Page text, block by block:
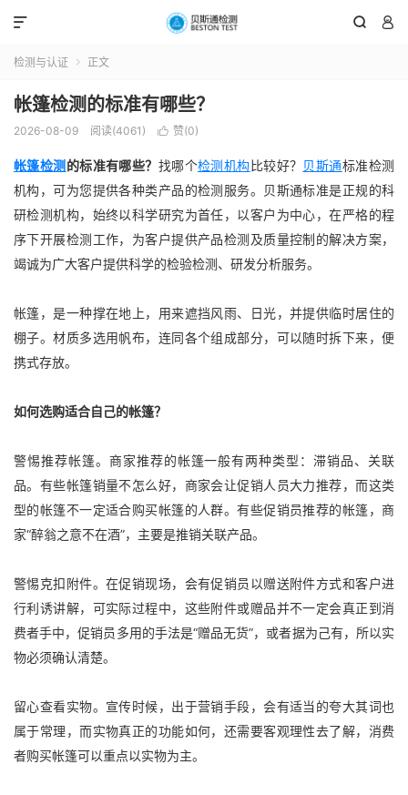
 

检测与认证  正文
帐篷检测的标准有哪些？
2026-08-09 阅读(4061)  赞(0)
帐篷检测 的标准有哪些？ 找哪个检测机构比较好？ 贝斯通标准检测
机构，可为您提供各种类产品的检测服务。贝斯通标准是正规的科
研检测机构，始终以科学研究为首任，以客户为中心，在严格的程
序下开展检测工作，为客户提供产品检测及质量控制的解决方案，
竭诚为广大客户提供科学的检验检测、研发分析服务。
帐篷，是一种撑在地上，用来遮挡风雨、日光，并提供临时居住的
棚子。材质多选用帆布，连同各个组成部分，可以随时拆下来，便
携式存放。
如何选购适合自己的帐篷？
警惕推荐帐篷。商家推荐的帐篷一般有两种类型：滞销品、关联
品。有些帐篷销量不怎么好，商家会让促销人员大力推荐，而这类
型的帐篷不一定适合购买帐篷的人群。有些促销员推荐的帐篷，商
家“醉翁之意不在酒”，主要是推销关联产品。
警惕克扣附件。在促销现场，会有促销员以赠送附件方式和客户进
行利诱讲解，可实际过程中，这些附件或赠品并不一定会真正到消
费者手中，促销员多用的手法是“赠品无货”，或者据为己有，所以实
物必须确认清楚。
留心查看实物。宣传时候，出于营销手段，会有适当的夸大其词也
属于常理，而实物真正的功能如何，还需要客观理性去了解，消费
者购买帐篷可以重点以实物为主。